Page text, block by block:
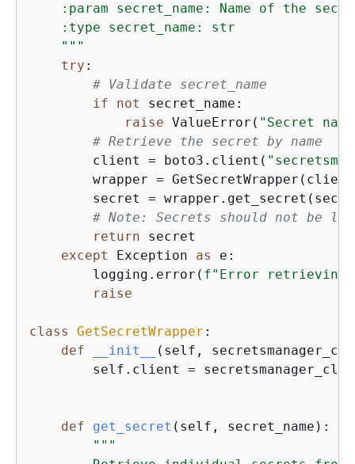
:param secret_name: Name of the
    :type secret_name: str
    """
try :
# Validate secret_name
if
not
secret_name:
raise ValueError( "Secret
# Retrieve the secret by name
        client = boto3.client(
wrapper =
secret =
# Note: Secrets should not be
return secret
except
Exception as
e:
        logging.error(
f"Error
raise
class GetSecretWrapper :
def
__init__ ( self,
self.client =
def get_secret ( self, secret_name ):
"""